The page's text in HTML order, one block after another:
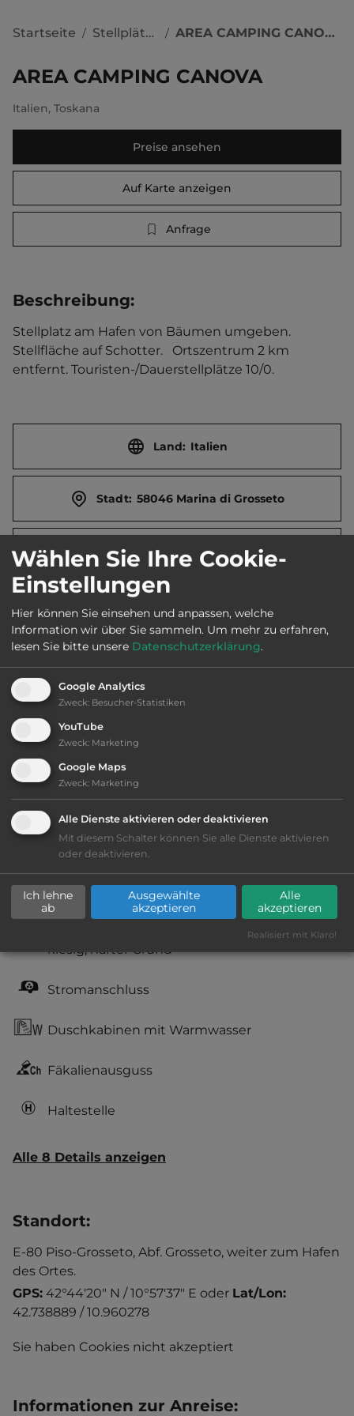
Startseite / Stellplätze / AREA CAMPING CANOVA
AREA CAMPING CANOVA
Italien, Toskana
Preise ansehen
Auf Karte anzeigen
Anfrage
Beschreibung:
Stellplatz am Hafen von Bäumen umgeben.
Stellfläche auf Schotter.   Ortszentrum 2 km
entfernt. Touristen-/Dauerstellplätze 10/0.
Land: Italien
Stadt: 58046 Marina di Grosseto
Straße: Loc. Canova
Öffnungszeiten: Ganzjährig geöffnet
Telefon: 0039 335 398012
Ausstattung:
bis 15,- Euro
Lage: ansprechend
Geräuschkulisse: erträgliche
Lärmbelästigung
kiesig, harter Grund
Stromanschluss
Duschkabinen mit Warmwasser
Fäkalienausguss
Haltestelle
Alle 8 Details anzeigen
Standort:
E-80 Piso-Grosseto, Abf. Grosseto, weiter zum Hafen
des Ortes.
GPS: 42°44'20" N / 10°57'37" E oder Lat/Lon:
42.738889 / 10.960278
Sie haben Cookies nicht akzeptiert
Informationen zur Anreise:
Wählen Sie Ihre Cookie-
Einstellungen
Hier können Sie einsehen und anpassen, welche
Information wir über Sie sammeln. Um mehr zu erfahren,
lesen Sie bitte unsere Datenschutzerklärung.
Google Analytics
Zweck: Besucher-Statistiken
YouTube
Zweck: Marketing
Google Maps
Zweck: Marketing
Alle Dienste aktivieren oder deaktivieren
Mit diesem Schalter können Sie alle Dienste aktivieren
oder deaktivieren.
Ich lehne
ab
Ausgewählte
akzeptieren
Alle
akzeptieren
Realisiert mit Klaro!